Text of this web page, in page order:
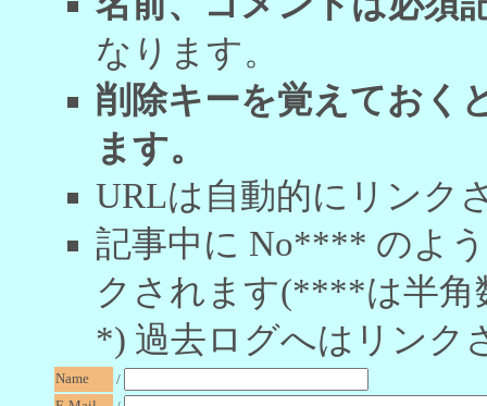
なります。
削除キーを覚えておく
ます。
URLは自動的にリンク
記事中に No**** のよ
クされます(****は半角
*) 過去ログへはリンク
Name
/